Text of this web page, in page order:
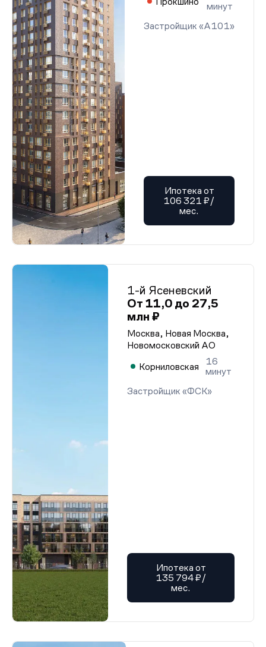
минут
Застройщик «А101»
Ипотека от
106 321 ₽/
мес.
1-й Ясеневский
От 11,0 до 27,5
млн ₽
Москва, Новая Москва,
Новомосковский АО
Корниловская
16
минут
Застройщик «ФСК»
Ипотека от
135 794 ₽/
мес.